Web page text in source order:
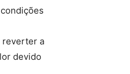
reverter a
devido